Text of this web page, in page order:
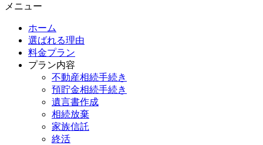
メニュー
ホーム
選ばれる理由
料金プラン
プラン内容
不動産相続手続き
預貯金相続手続き
遺言書作成
相続放棄
家族信託
終活